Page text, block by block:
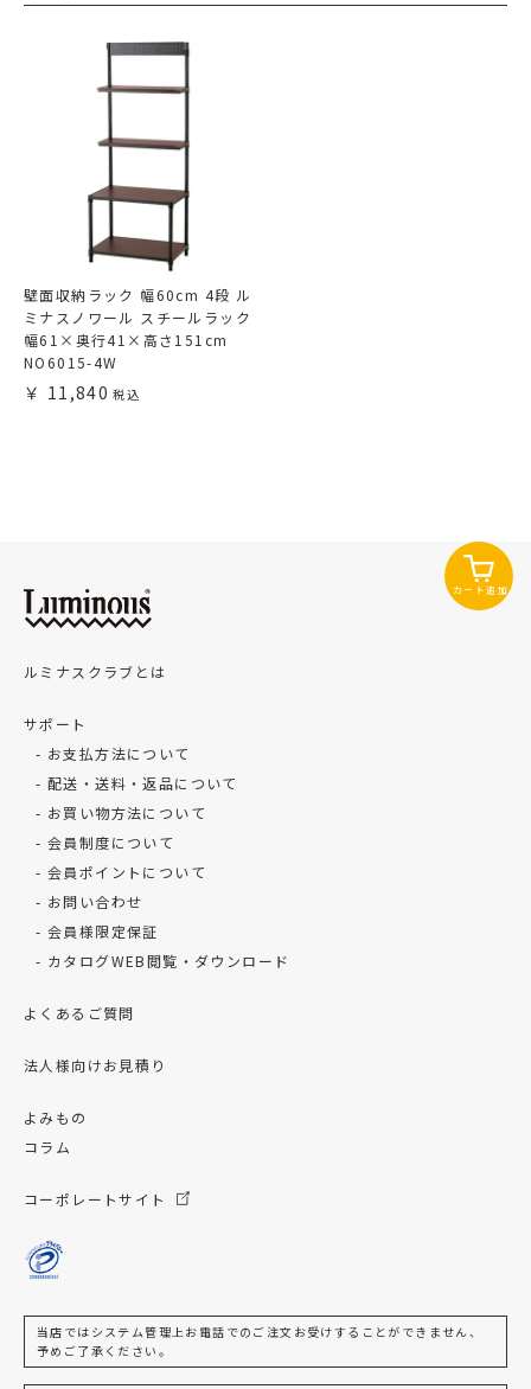
壁面収納ラック 幅60cm 4段 ル
ミナスノワール スチールラック
幅61×奥行41×高さ151cm
NO6015-4W
11,840
カート追加
ルミナスクラブとは
サポート
お支払方法について
配送・送料・返品について
お買い物方法について
会員制度について
会員ポイントについて
お問い合わせ
会員様限定保証
カタログWEB閲覧・ダウンロード
よくあるご質問
法人様向けお見積り
よみもの
コラム
コーポレートサイト
当店ではシステム管理上お電話でのご注文お受けすることができません、
予めご了承ください。